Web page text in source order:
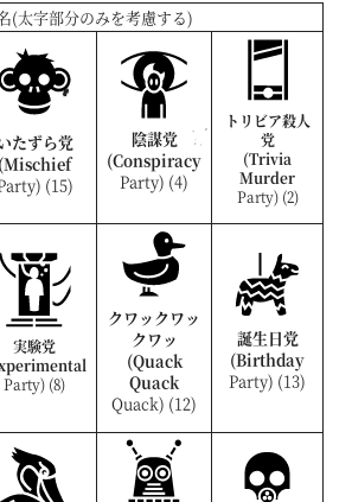
(太字部分のみを考慮する)
たずら党
(Mischief
(15)
陰謀党
(Conspiracy
Party) (4)
トリビア殺人
党
(Trivia
Murder
Party) (2)
実験党
Party) (8)
クワックワッ
クワッ
(Quack
Quack
Quack) (12)
誕生日党
(Birthday
Party) (13)